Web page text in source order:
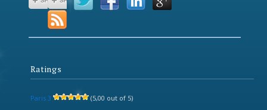
Ratings
Paris 3 (5,00 out of 5)